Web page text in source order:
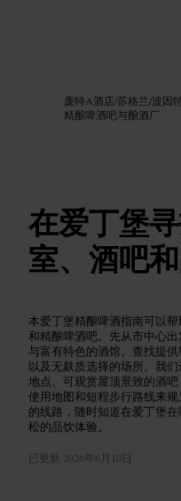
庞特A酒店/苏格兰/波因
精酿啤酒吧与酿酒厂
在爱丁堡
室、酒吧
本爱丁堡精酿啤酒指南可以
和精酿啤酒吧。先从市中心
与富有特色的酒馆。查找提
以及无麸质选择的场所。我
地点、可观赏屋顶景致的酒吧
使用地图和短程步行路线来
的线路，随时知道在爱丁堡
松的品饮体验。
已更新 2026年6月10日